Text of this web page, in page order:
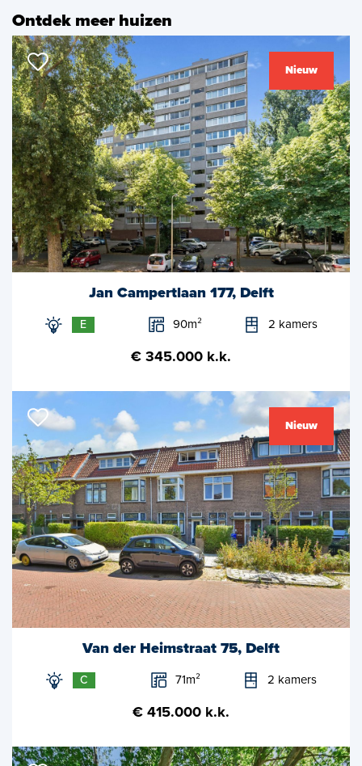
Ontdek meer huizen
Nieuw
Jan Campertlaan 177, Delft
E 90m² 2 kamers
€ 345.000 k.k.
Nieuw
Van der Heimstraat 75, Delft
C 71m² 2 kamers
€ 415.000 k.k.